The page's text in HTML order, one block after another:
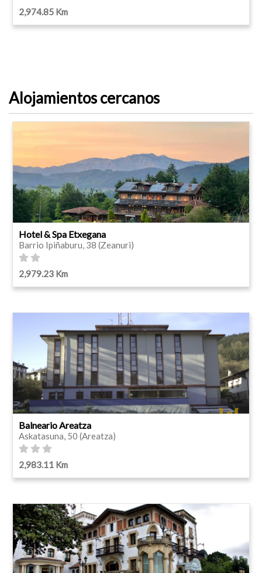
2,974.85 Km
Alojamientos cercanos
Hotel & Spa Etxegana
Barrio Ipiñaburu, 38 (Zeanuri)
2,979.23 Km
Balneario Areatza
Askatasuna, 50 (Areatza)
2,983.11 Km